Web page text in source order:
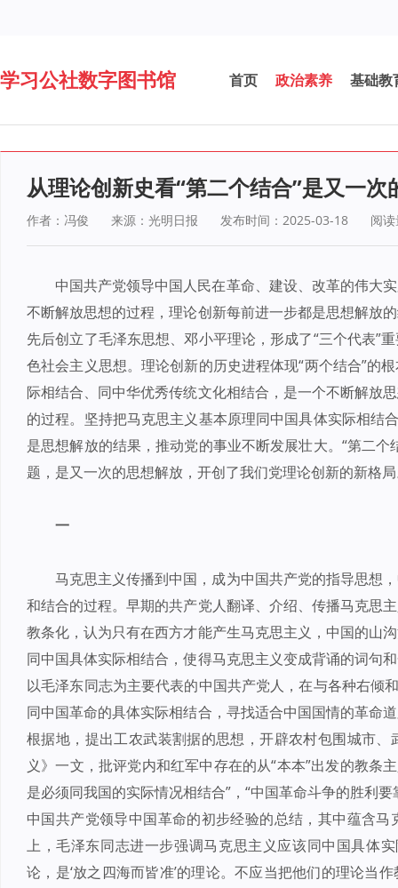
学习公社数字图书馆 首页 政治素养 基础教
从理论创新史看“第二个结合”是又一次
作者：冯俊 来源：光明日报 发布时间：2025-03-18 阅
中国共产党领导中国人民在革命、建设、改革的伟大
不断解放思想的过程，理论创新每前进一步都是思想解放
先后创立了毛泽东思想、邓小平理论，形成了“三个代表”
色社会主义思想。理论创新的历史进程体现“两个结合”的
际相结合、同中华优秀传统文化相结合，是一个不断解放
的过程。坚持把马克思主义基本原理同中国具体实际相结
是思想解放的结果，推动党的事业不断发展壮大。“第二
题，是又一次的思想解放，开创了我们党理论创新的新格
一
马克思主义传播到中国，成为中国共产党的指导思想
和结合的过程。早期的共产党人翻译、介绍、传播马克思
教条化，认为只有在西方才能产生马克思主义，中国的山
同中国具体实际相结合，使得马克思主义变成背诵的词句
以毛泽东同志为主要代表的中国共产党人，在与各种右倾
同中国革命的具体实际相结合，寻找适合中国国情的革命
根据地，提出工农武装割据的思想，开辟农村包围城市
义》一文，批评党内和红军中存在的从“本本”出发的教条
是必须同我国的实际情况相结合”，“中国革命斗争的胜利
中国共产党领导中国革命的初步经验的总结，其中蕴含
上，毛泽东同志进一步强调马克思主义应该同中国具体
论，是‘放之四海而皆准’的理论。不应当把他们的理论当